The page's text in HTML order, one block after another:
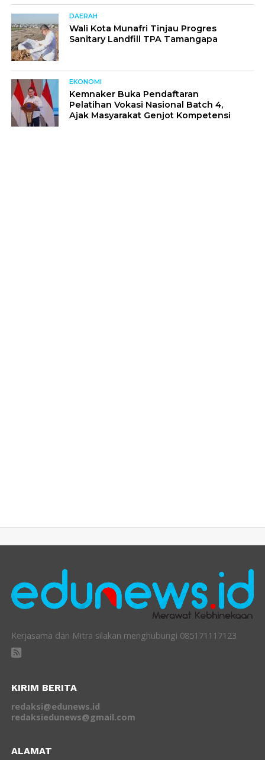
DAERAH
Wali Kota Munafri Tinjau Progres
Sanitary Landfill TPA Tamangapa
EKONOMI
Kemnaker Buka Pendaftaran
Pelatihan Vokasi Nasional Batch 4,
Ajak Masyarakat Genjot Kompetensi
Kerjasama dan Mitra silakan menghubungi 085171117123
KIRIM BERITA
redaksi@edunews.id
redaksiedunews@gmail.com
ALAMAT